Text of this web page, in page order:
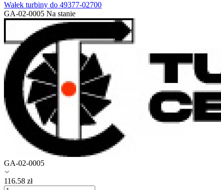
Wałek turbiny do 49377-02700
GA-02-0005 Na stanie
GA-02-0005
116.58 zł